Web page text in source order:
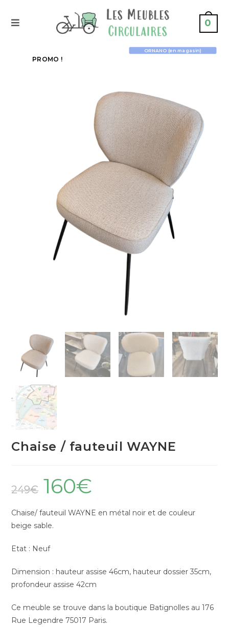
0
PROMO !
ORNANO (en magasin)
Chaise / fauteuil WAYNE
249€ 160€
Chaise/ fauteuil WAYNE en métal noir et de couleur
beige sable.
Etat : Neuf
Dimension : hauteur assise 46cm, hauteur dossier 35cm,
profondeur assise 42cm
Ce meuble se trouve dans la boutique Batignolles au 176
Rue Legendre 75017 Paris.